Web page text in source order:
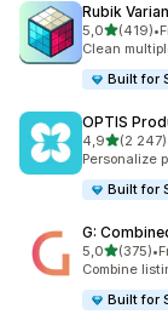
Rubik
5,0/ 5 tähteä
(419)
419 •
Clean
Built for
OPTIS
4,9/ 5 tähteä
(2 247)
2247
Personalize
Built for
G:
5,0/ 5 tähteä
(375)
375 •
Combine
Built for